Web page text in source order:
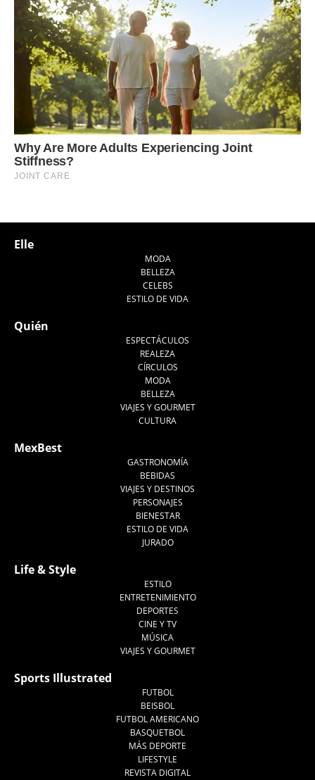
Elle
MODA
BELLEZA
CELEBS
ESTILO DE VIDA
Quién
ESPECTÁCULOS
REALEZA
CÍRCULOS
MODA
BELLEZA
VIAJES Y GOURMET
CULTURA
MexBest
GASTRONOMÍA
BEBIDAS
VIAJES Y DESTINOS
PERSONAJES
BIENESTAR
ESTILO DE VIDA
JURADO
Life & Style
ESTILO
ENTRETENIMIENTO
DEPORTES
CINE Y TV
MÚSICA
VIAJES Y GOURMET
Sports Illustrated
FUTBOL
BEISBOL
FUTBOL AMERICANO
BASQUETBOL
MÁS DEPORTE
LIFESTYLE
REVISTA DIGITAL